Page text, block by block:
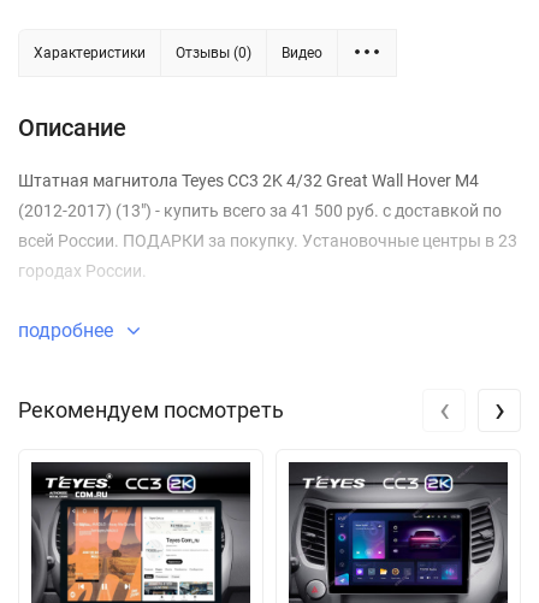
Характеристики Отзывы (0) Видео
Описание
Штатная магнитола Teyes CC3 2K 4/32 Great Wall Hover M4
(2012-2017) (13") - купить всего за 41 500 руб. с доставкой по
всей России. ПОДАРКИ за покупку. Установочные центры в 23
городах России.
подробнее
Рекомендуем посмотреть ‹ ›